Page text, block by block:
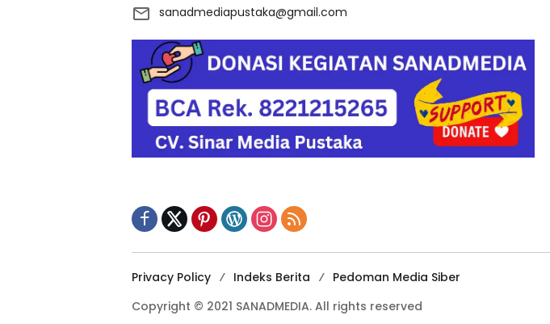
sanadmediapustaka@gmail.com
Privacy Policy Indeks Berita
Pedoman Media Siber
Copyright © 2021 SANADMEDIA. All rights reserved